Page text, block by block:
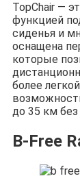
TopChair —
функцией
сиденья и
оснащена
которые
более
до 35 км без
B-Free